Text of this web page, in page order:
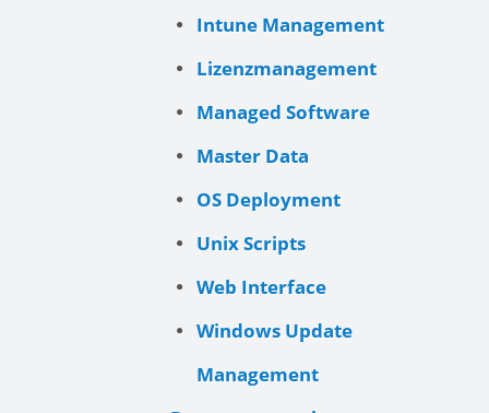
Intune Management
Lizenzmanagement
Managed Software
Master Data
OS Deployment
Unix Scripts
Web Interface
Windows Update
Management